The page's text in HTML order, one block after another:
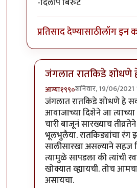
प्रतिसाद देण्यासाठीलॉग इन
जंगलात रातकिडे शोधणे
आग्या१९९०शनिवार, 19/06/
In reply toमस्त....!by
जंगलात रातकिडे शोधणे हे
आवाजाच्या दिशेने जा
चारी बाजूनं सारख्याच
भूलभुलैया. रातकिड्यांचा रंग
सालीसारखा असल्याने सहज
त्यामुळे सापडला की त्यांची
खोक्यात व्ह्यायची. तोच
असायचा.